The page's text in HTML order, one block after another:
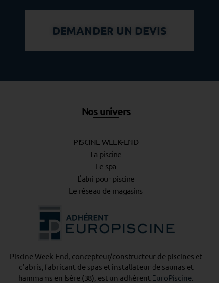
DEMANDER UN DEVIS
Nos univers
PISCINE WEEK-END
La piscine
Le spa
L'abri pour piscine
Le réseau de magasins
Piscine Week-End, concepteur/constructeur de piscines et
d’abris, fabricant de spas et installateur de saunas et
hammams en Isère (38), est un adhérent EuroPiscine.